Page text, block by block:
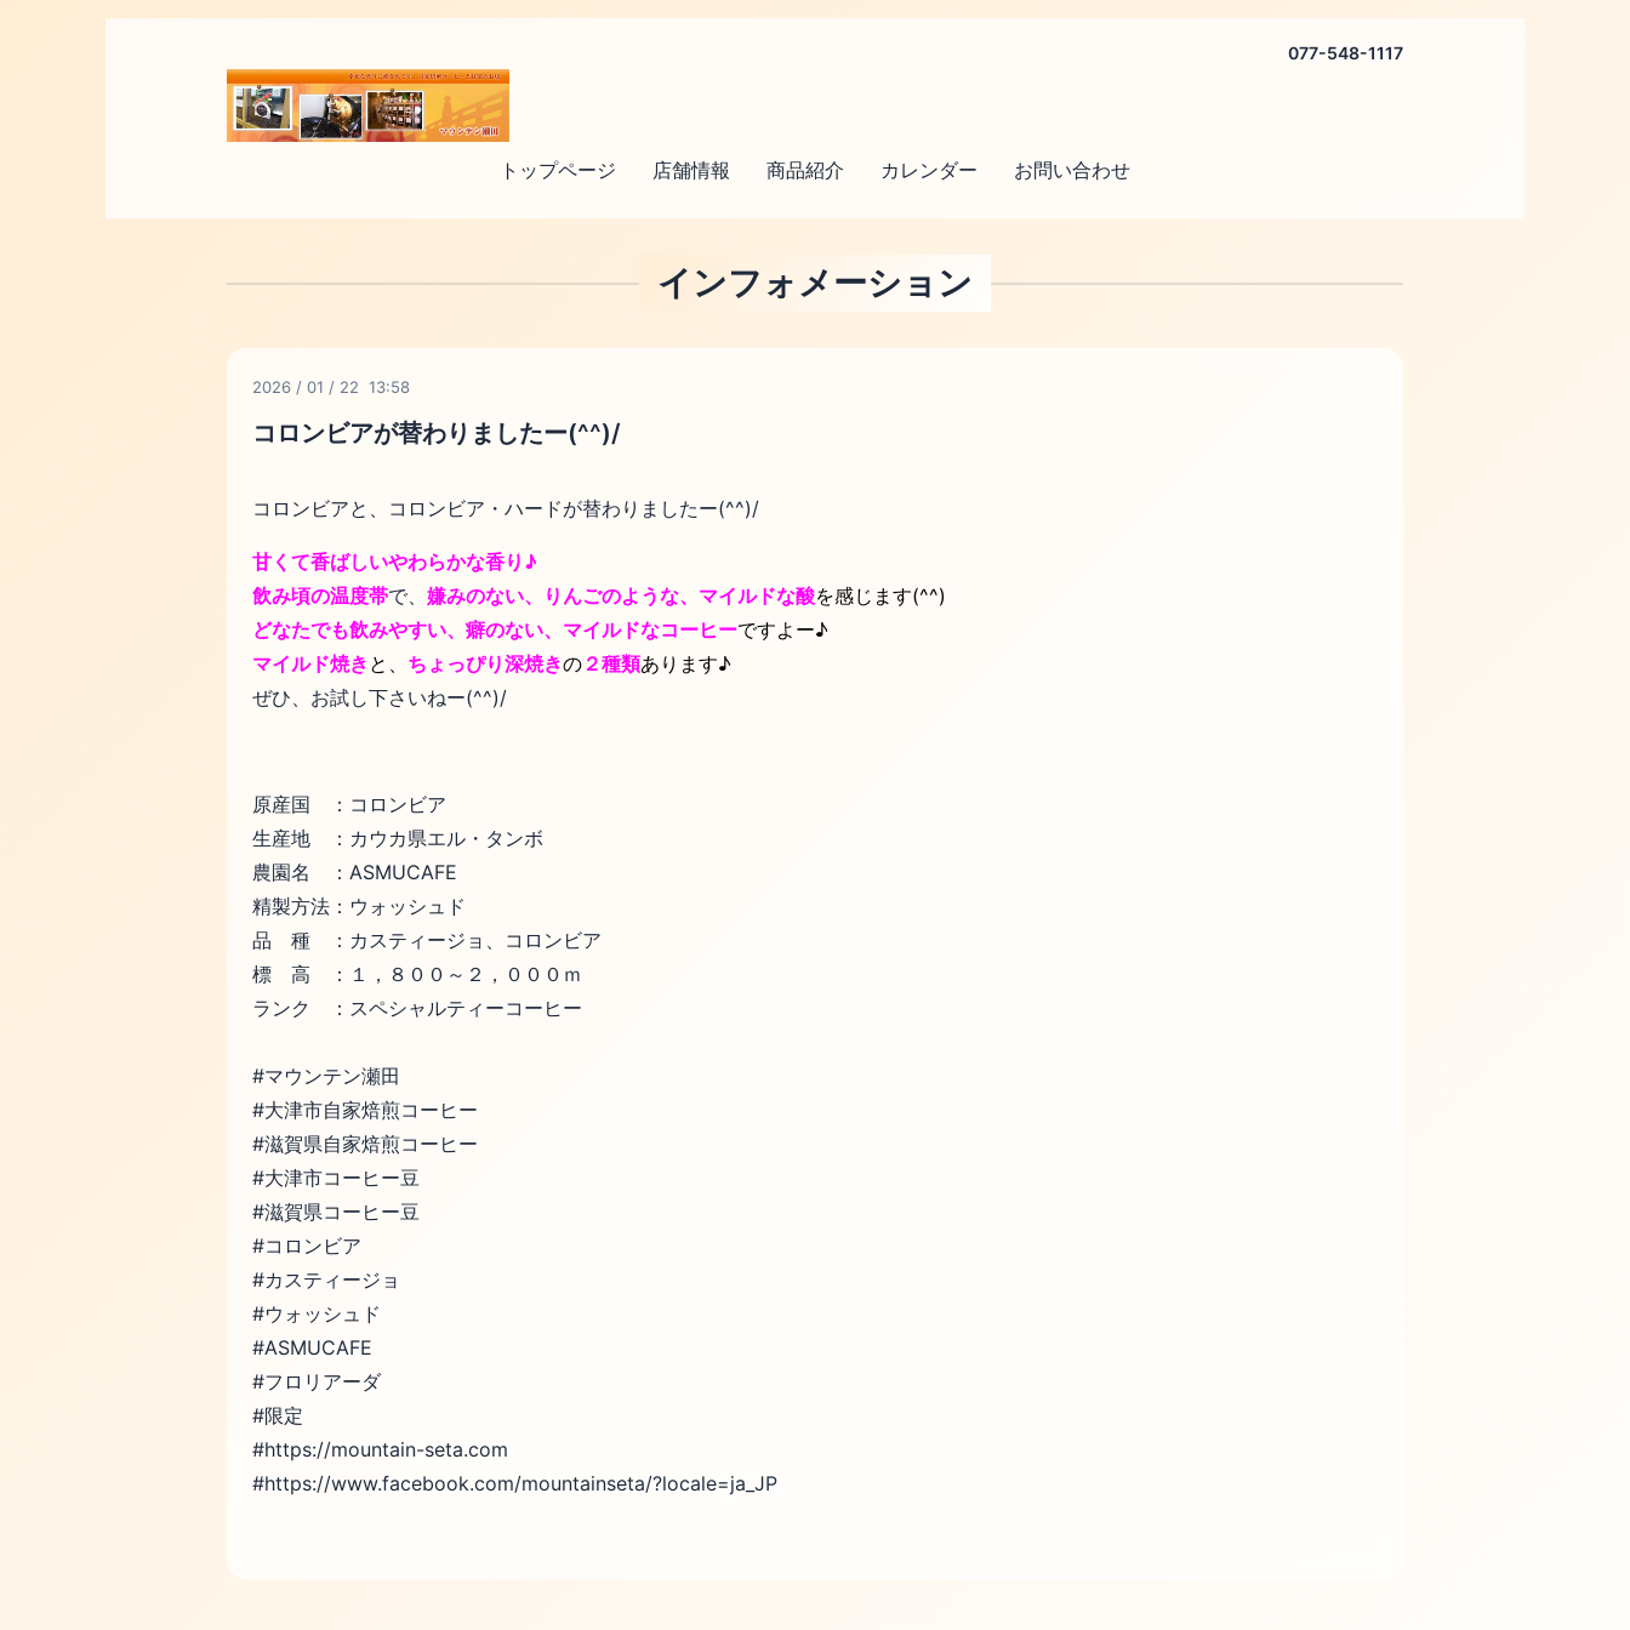
077-548-1117
トップページ 店舗情報 商品紹介 カレンダー お問い合わせ
インフォメーション
2026 / 01 / 22 13:58
コロンビアが替わりましたー(^^)/
コロンビアと、コロンビア・ハードが替わりましたー(^^)/
甘くて香ばしいやわらかな香り♪
飲み頃の温度帯で、 嫌みのない、りんごのような、マイルドな酸を感じます(^^)
どなたでも飲みやすい、癖のない、マイルドなコーヒーですよー♪
マイルド焼き と、 ちょっぴり深焼きの ２種類あります♪
ぜひ、お試し下さいねー(^^)/
原産国 ：コロンビア
生産地 ：カウカ県エル・タンボ
農園名 ：ASMUCAFE
精製方法：ウォッシュド
品 種 ：カスティージョ、コロンビア
標 高 ：１，８００～２，０００ｍ
ランク ：スペシャルティーコーヒー
#マウンテン瀬田
#大津市自家焙煎コーヒー
#滋賀県自家焙煎コーヒー
#大津市コーヒー豆
#滋賀県コーヒー豆
#コロンビア
#カスティージョ
#ウォッシュド
#ASMUCAFE
#フロリアーダ
#限定
#https://mountain-seta.com
#https://www.facebook.com/mountainseta/?locale=ja_JP